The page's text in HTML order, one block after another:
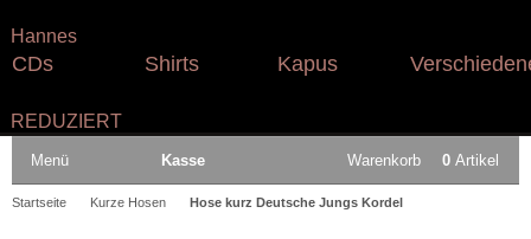
Hannes
CDs Shirts Kapus
REDUZIERT
Menü Kasse Warenkorb 0 Artikel
Startseite Kurze Hosen Hose kurz Deutsche Jungs Kordel